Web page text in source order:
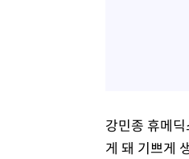
강민종 휴메
게 돼 기쁘게